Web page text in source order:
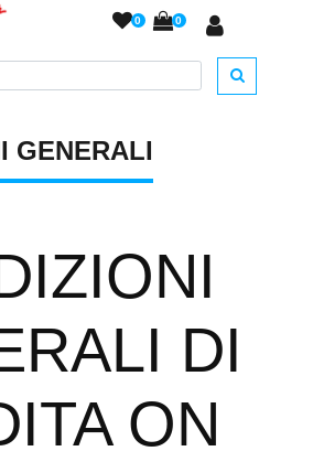
0 0
generali/
GENERALI
DI
ON